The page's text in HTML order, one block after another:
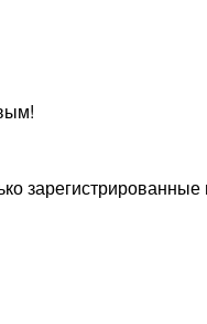
зарегистрированные